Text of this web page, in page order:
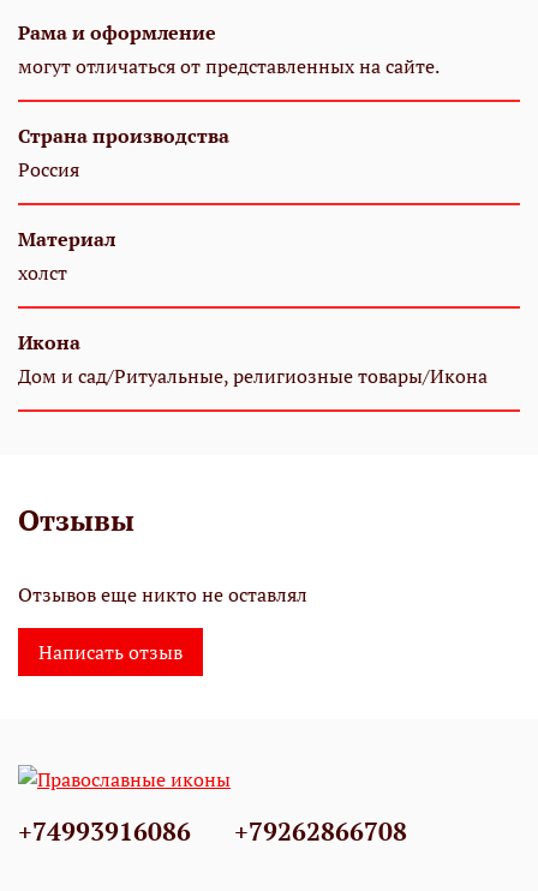
Рама и оформление
могут отличаться от представленных на сайте.
Страна производства
Россия
Материал
холст
Икона
Дом и сад/Ритуальные, религиозные товары/Икона
Отзывы
Отзывов еще никто не оставлял
Написать отзыв
+74993916086 +79262866708